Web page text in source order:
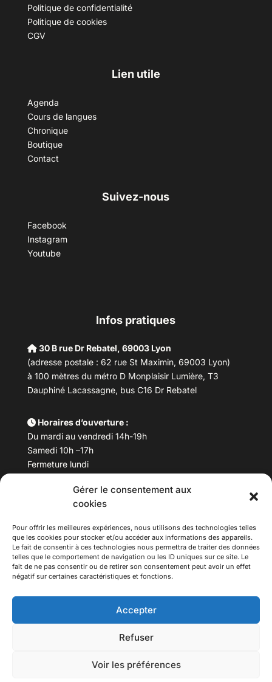
Gérer le consentement aux
cookies
Pour offrir les meilleures expériences, nous utilisons des technologies telles
que les cookies pour stocker et/ou accéder aux informations des appareils.
Le fait de consentir à ces technologies nous permettra de traiter des données
telles que le comportement de navigation ou les ID uniques sur ce site. Le
fait de ne pas consentir ou de retirer son consentement peut avoir un effet
négatif sur certaines caractéristiques et fonctions.
Accepter
Refuser
Voir les préférences
Politique de confidentialité
Politique de cookies
CGV
Lien utile
Agenda
Cours de langues
Chronique
Boutique
Contact
Suivez-nous
Facebook
Instagram
Youtube
Infos pratiques
30 B rue Dr Rebatel, 69003 Lyon
(adresse postale : 62 rue St Maximin, 69003 Lyon)
à 100 mètres du métro D Monplaisir Lumière, T3
Dauphiné Lacassagne, bus C16 Dr Rebatel
Horaires d’ouverture :
Du mardi au vendredi 14h-19h
Samedi 10h –17h
Fermeture lundi
Téléphone : 04 78 53 06 40
maisondesculturesasiatiques@asiexpo.com
Tous droits réservés.